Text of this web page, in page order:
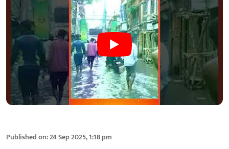
Published on:24 Sep 2025, 1:18 pm